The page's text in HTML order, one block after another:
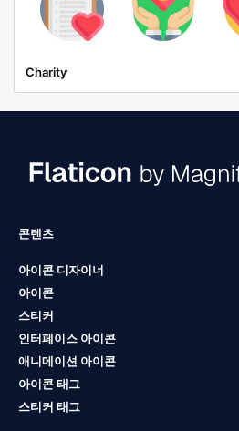
Charity
콘텐츠
아이콘 디자이너
아이콘
스티커
인터페이스 아이콘
애니메이션 아이콘
아이콘 태그
스티커 태그